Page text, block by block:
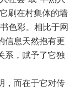
刷在村集体的墙
色彩。相比于网
信息天然抱有更
系，赋予了它独
，而在于它对传